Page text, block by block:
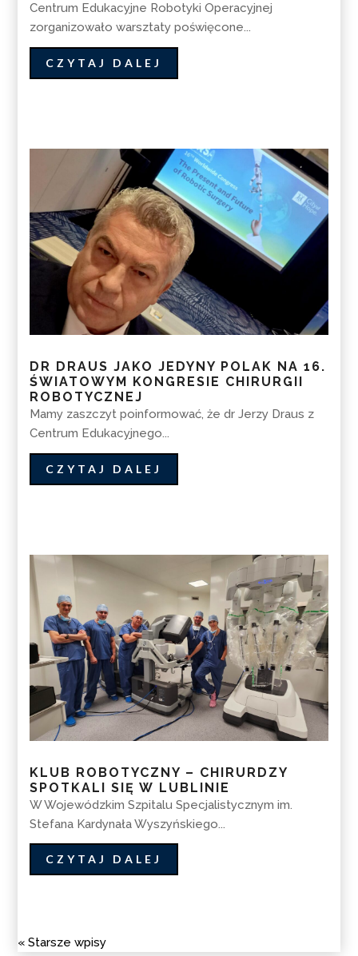
Centrum Edukacyjne Robotyki Operacyjnej
zorganizowało warsztaty poświęcone...
CZYTAJ DALEJ
DR DRAUS JAKO JEDYNY POLAK NA 16.
ŚWIATOWYM KONGRESIE CHIRURGII
ROBOTYCZNEJ
Mamy zaszczyt poinformować, że dr Jerzy Draus z
Centrum Edukacyjnego...
CZYTAJ DALEJ
KLUB ROBOTYCZNY – CHIRURDZY
SPOTKALI SIĘ W LUBLINIE
W Wojewódzkim Szpitalu Specjalistycznym im.
Stefana Kardynała Wyszyńskiego...
CZYTAJ DALEJ
« Starsze wpisy